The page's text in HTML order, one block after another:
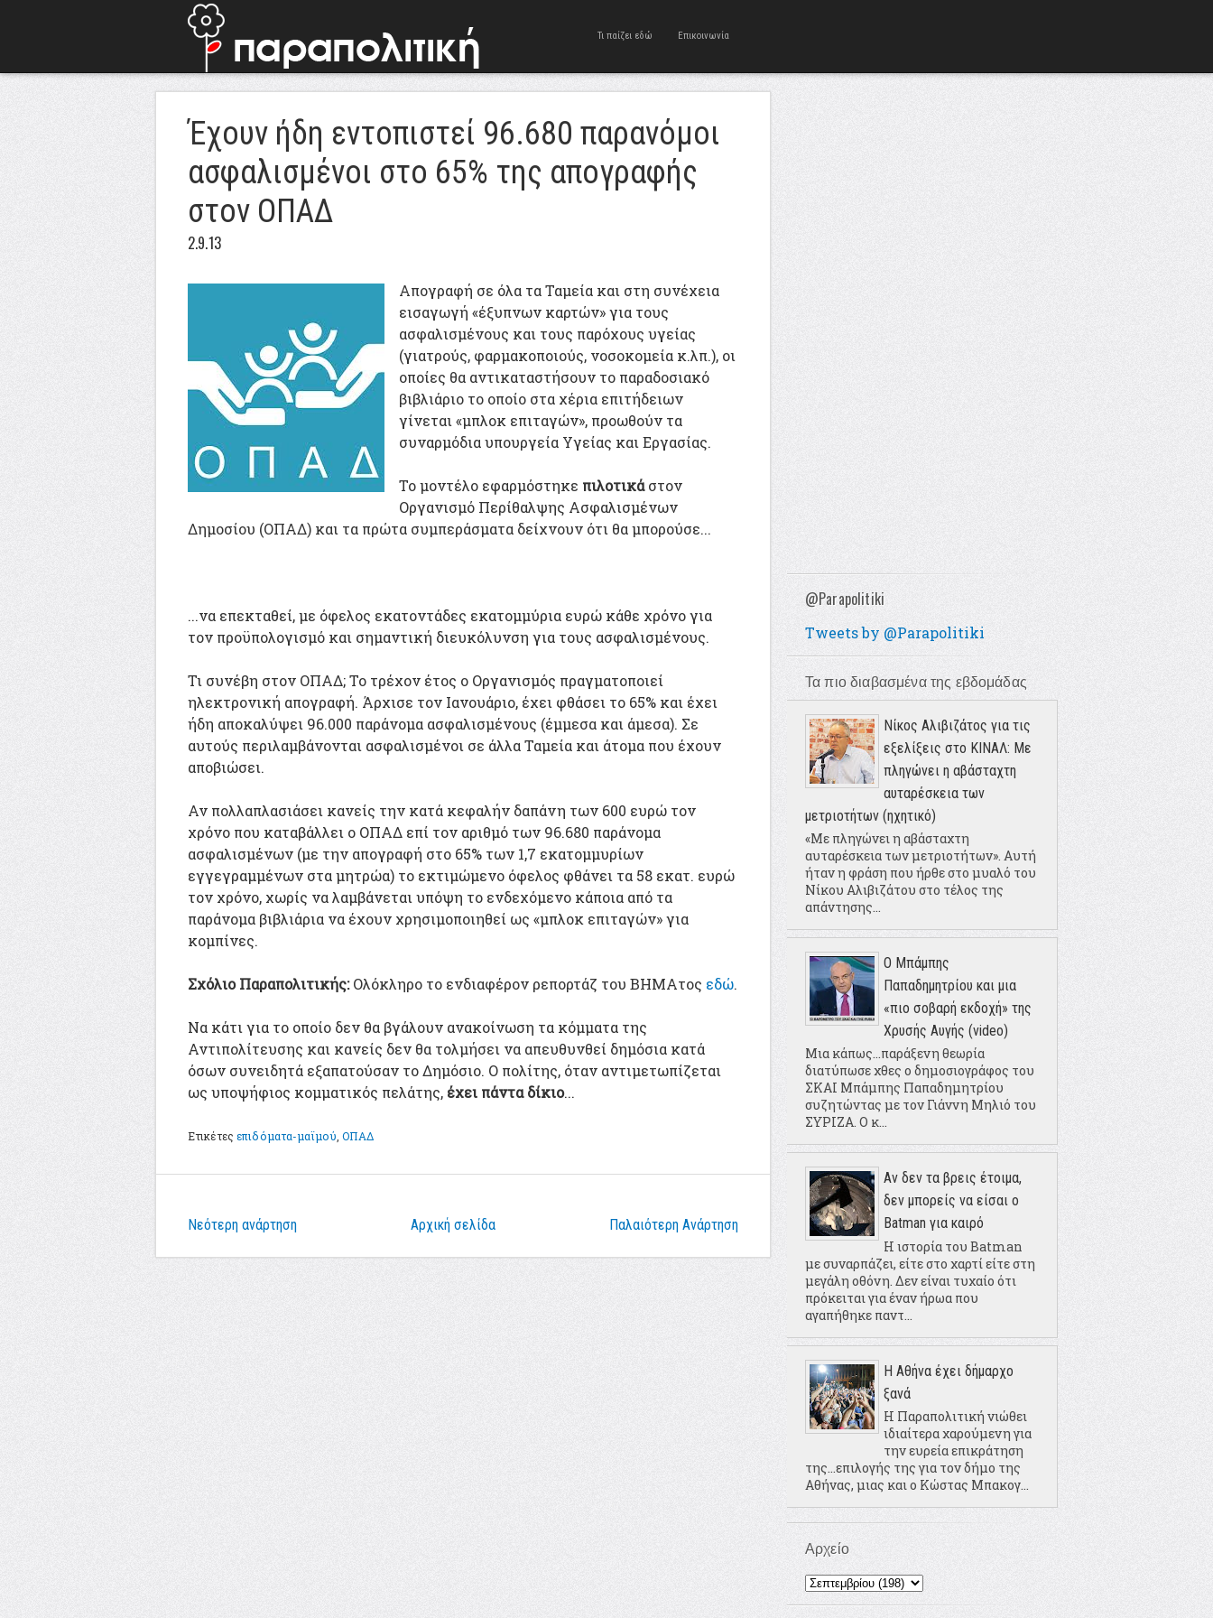
Τι παίζει εδώ Επικοινωνία
Έχουν ήδη εντοπιστεί 96.680 παρανόμοι
ασφαλισμένοι στο 65% της απογραφής
στον ΟΠΑΔ
2.9.13
Απογραφή σε όλα τα Ταμεία και στη συνέχεια
εισαγωγή «έξυπνων καρτών» για τους
ασφαλισμένους και τους παρόχους υγείας
(γιατρούς, φαρμακοποιούς, νοσοκομεία κ.λπ.), οι
οποίες θα αντικαταστήσουν το παραδοσιακό
βιβλιάριο το οποίο στα χέρια επιτήδειων
γίνεται «μπλοκ επιταγών», προωθούν τα
συναρμόδια υπουργεία Υγείας και Εργασίας.
Το μοντέλο εφαρμόστηκε πιλοτικάστον
Οργανισμό Περίθαλψης Ασφαλισμένων
Δημοσίου (ΟΠΑΔ) και τα πρώτα συμπεράσματα δείχνουν ότι θα μπορούσε...
...να επεκταθεί, με όφελος εκατοντάδες εκατομμύρια ευρώ κάθε χρόνο για
τον προϋπολογισμό και σημαντική διευκόλυνση για τους ασφαλισμένους.
Τι συνέβη στον ΟΠΑΔ; Το τρέχον έτος ο Οργανισμός πραγματοποιεί
ηλεκτρονική απογραφή. Άρχισε τον Ιανουάριο, έχει φθάσει το 65% και έχει
ήδη αποκαλύψει 96.000 παράνομα ασφαλισμένους (έμμεσα και άμεσα). Σε
αυτούς περιλαμβάνονται ασφαλισμένοι σε άλλα Ταμεία και άτομα που έχουν
αποβιώσει.
Αν πολλαπλασιάσει κανείς την κατά κεφαλήν δαπάνη των 600 ευρώ τον
χρόνο που καταβάλλει ο ΟΠΑΔ επί τον αριθμό των 96.680 παράνομα
ασφαλισμένων (με την απογραφή στο 65% των 1,7 εκατομμυρίων
εγγεγραμμένων στα μητρώα) το εκτιμώμενο όφελος φθάνει τα 58 εκατ. ευρώ
τον χρόνο, χωρίς να λαμβάνεται υπόψη το ενδεχόμενο κάποια από τα
παράνομα βιβλιάρια να έχουν χρησιμοποιηθεί ως «μπλοκ επιταγών» για
κομπίνες.
Σχόλιο Παραπολιτικής:Ολόκληρο το ενδιαφέρον ρεπορτάζ του ΒΗΜΑτος εδώ.
Να κάτι για το οποίο δεν θα βγάλουν ανακοίνωση τα κόμματα της
Αντιπολίτευσης και κανείς δεν θα τολμήσει να απευθυνθεί δημόσια κατά
όσων συνειδητά εξαπατούσαν το Δημόσιο. Ο πολίτης, όταν αντιμετωπίζεται
ως υποψήφιος κομματικός πελάτης, έχει πάντα δίκιο...
Ετικέτες επιδόματα-μαϊμού ,ΟΠΑΔ
Νεότερη ανάρτηση Παλαιότερη Ανάρτηση
Αρχική σελίδα
@Parapolitiki
Tweets by @Parapolitiki
Τα πιο διαβασμένα της εβδομάδας
Νίκος Αλιβιζάτος για τις
εξελίξεις στο ΚΙΝΑΛ: Με
πληγώνει η αβάσταχτη
αυταρέσκεια των
μετριοτήτων (ηχητικό)
«Με πληγώνει η αβάσταχτη
αυταρέσκεια των μετριοτήτων». Αυτή
ήταν η φράση που ήρθε στο μυαλό του
Νίκου Αλιβιζάτου στο τέλος της
απάντησης...
Ο Μπάμπης
Παπαδημητρίου και μια
«πιο σοβαρή εκδοχή» της
Χρυσής Αυγής (video)
Μια κάπως...παράξενη θεωρία
διατύπωσε χθες ο δημοσιογράφος του
ΣΚΑΙ Μπάμπης Παπαδημητρίου
συζητώντας με τον Γιάννη Μηλιό του
ΣΥΡΙΖΑ. Ο κ...
Αν δεν τα βρεις έτοιμα,
δεν μπορείς να είσαι ο
Batman για καιρό
Η ιστορία του Batman
με συναρπάζει, είτε στο χαρτί είτε στη
μεγάλη οθόνη. Δεν είναι τυχαίο ότι
πρόκειται για έναν ήρωα που
αγαπήθηκε παντ...
Η Αθήνα έχει δήμαρχο
ξανά
Η Παραπολιτική νιώθει
ιδιαίτερα χαρούμενη για
την ευρεία επικράτηση
της...επιλογής της για τον δήμο της
Αθήνας, μιας και ο Κώστας Μπακογ...
Αρχείο